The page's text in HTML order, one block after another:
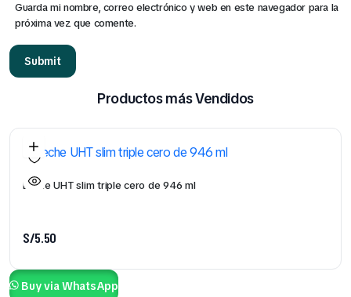
Guarda mi nombre, correo electrónico y web en este navegador para la
próxima vez que comente.
Productos más Vendidos
Leche UHT slim triple cero de 946 ml
S/5.50
Buy via WhatsApp